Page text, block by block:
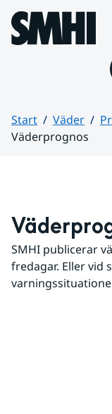
Hoppa till sidans
Start Väder
Väderprognos
SMHI publicerar
fredagar. Eller vid